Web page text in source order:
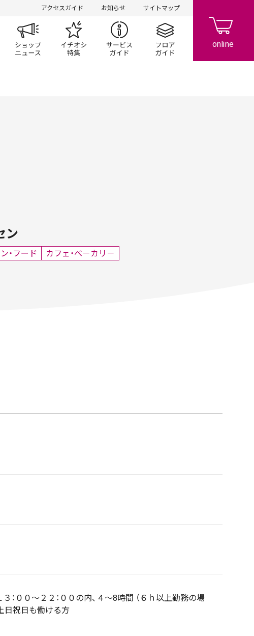
アクセスガイド お知らせ サイトマップ
ャンペーン
ショップ一覧 ショップニュースイチオシ特集 サービスガイドフロアガイド
ン
・フード カフェ・べ－カリ－
：００～２２：００の内、４～8時間 （６ｈ以上勤務の場
日祝日も働ける方